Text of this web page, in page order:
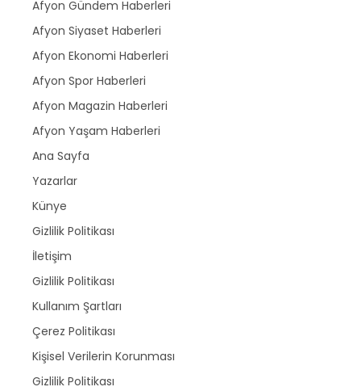
Afyon Gündem Haberleri
Afyon Siyaset Haberleri
Afyon Ekonomi Haberleri
Afyon Spor Haberleri
Afyon Magazin Haberleri
Afyon Yaşam Haberleri
Ana Sayfa
Yazarlar
Künye
Gizlilik Politikası
İletişim
Gizlilik Politikası
Kullanım Şartları
Çerez Politikası
Kişisel Verilerin Korunması
Gizlilik Politikası